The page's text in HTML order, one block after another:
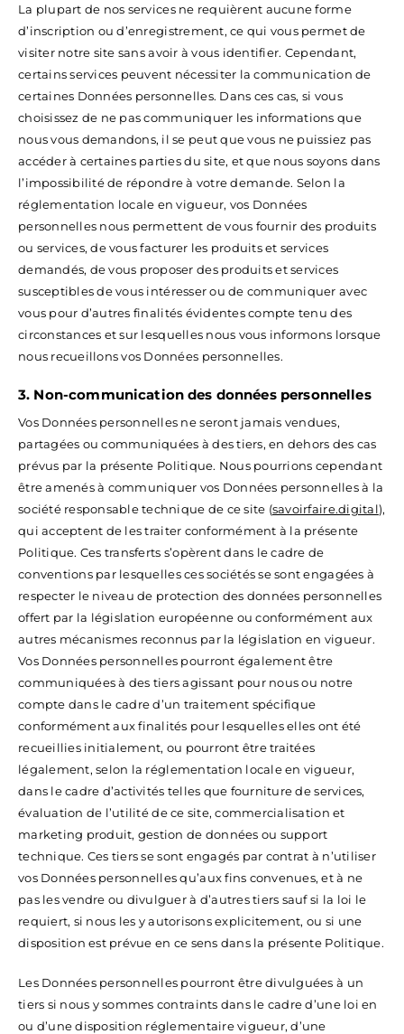
La plupart de nos services ne requièrent aucune forme
d’inscription ou d’enregistrement, ce qui vous permet de
visiter notre site sans avoir à vous identifier. Cependant,
certains services peuvent nécessiter la communication de
certaines Données personnelles. Dans ces cas, si vous
choisissez de ne pas communiquer les informations que
nous vous demandons, il se peut que vous ne puissiez pas
accéder à certaines parties du site, et que nous soyons dans
l’impossibilité de répondre à votre demande. Selon la
réglementation locale en vigueur, vos Données
personnelles nous permettent de vous fournir des produits
ou services, de vous facturer les produits et services
demandés, de vous proposer des produits et services
susceptibles de vous intéresser ou de communiquer avec
vous pour d’autres finalités évidentes compte tenu des
circonstances et sur lesquelles nous vous informons lorsque
nous recueillons vos Données personnelles.
3. Non-communication des données personnelles
Vos Données personnelles ne seront jamais vendues,
partagées ou communiquées à des tiers, en dehors des cas
prévus par la présente Politique. Nous pourrions cependant
être amenés à communiquer vos Données personnelles à la
société responsable technique de ce site (savoirfaire.digital),
qui acceptent de les traiter conformément à la présente
Politique. Ces transferts s’opèrent dans le cadre de
conventions par lesquelles ces sociétés se sont engagées à
respecter le niveau de protection des données personnelles
offert par la législation européenne ou conformément aux
autres mécanismes reconnus par la législation en vigueur.
Vos Données personnelles pourront également être
communiquées à des tiers agissant pour nous ou notre
compte dans le cadre d’un traitement spécifique
conformément aux finalités pour lesquelles elles ont été
recueillies initialement, ou pourront être traitées
légalement, selon la réglementation locale en vigueur,
dans le cadre d’activités telles que fourniture de services,
évaluation de l’utilité de ce site, commercialisation et
marketing produit, gestion de données ou support
technique. Ces tiers se sont engagés par contrat à n’utiliser
vos Données personnelles qu’aux fins convenues, et à ne
pas les vendre ou divulguer à d’autres tiers sauf si la loi le
requiert, si nous les y autorisons explicitement, ou si une
disposition est prévue en ce sens dans la présente Politique.
Les Données personnelles pourront être divulguées à un
tiers si nous y sommes contraints dans le cadre d’une loi en
ou d’une disposition réglementaire vigueur, d’une